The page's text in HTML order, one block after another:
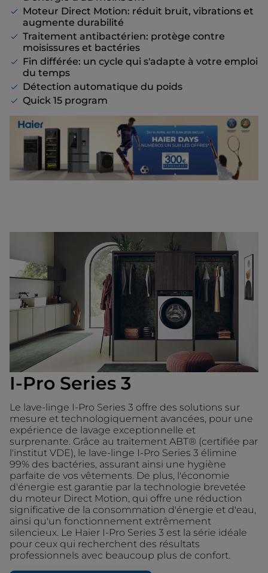
Moteur Direct Motion: réduit bruit, vibrations et
augmente durabilité
Traitement antibactérien: protège contre
moisissures et bactéries
Fin différée: un cycle qui s'adapte à votre emploi
du temps
Détection automatique du poids
Quick 15 program
I-Pro Series 3
Le lave-linge I-Pro Series 3 offre des solutions sur
mesure et technologiquement avancées, pour une
expérience de lavage exceptionnelle et
surprenante. Grâce au traitement ABT® (certifiée par
l'institut VDE), le lave-linge I-Pro Series 3 élimine
99% des bactéries, assurant ainsi une hygiène
parfaite de vos vêtements. De plus, l'économie
d'énergie est garantie par la technologie brevetée
du moteur Direct Motion, qui offre une réduction
significative de la consommation d'énergie et d'eau,
ainsi qu'un fonctionnement extrêmement
silencieux. Le Haier I-Pro Series 3 est la série idéale
pour ceux qui recherchent des résultats
professionnels avec beaucoup plus de confort.